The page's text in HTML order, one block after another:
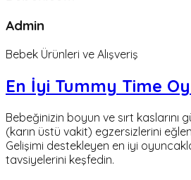
Admin
Bebek Ürünleri ve Alışveriş
En İyi Tummy Time
Bebeğinizin boyun ve sırt kaslarını
(karın üstü vakit) egzersizlerini
Gelişimi destekleyen en iyi
tavsiyelerini keşfedin.